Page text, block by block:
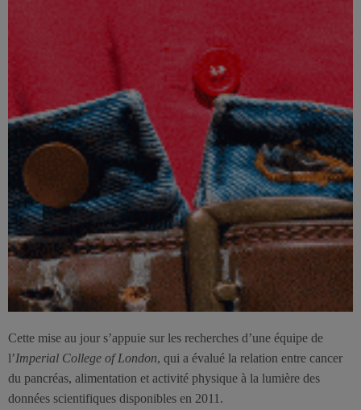
Cette mise au jour s’appuie sur les recherches d’une équipe de
l’Imperial College of London, qui a évalué la relation entre cancer
du pancréas, alimentation et activité physique à la lumière des
données scientifiques disponibles en 2011.